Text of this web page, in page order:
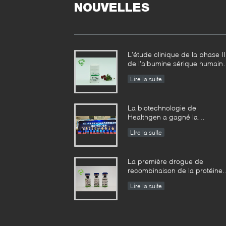
NOUVELLES
L'étude clinique de la phase II
de l'albumine sérique humaine
dérivée a réalisé des résultats
Lire la suite
La biotechnologie de
Healthgen a gagné la
concurrence de haute valeur
Lire la suite
La première drogue de
recombinaison de la protéine
l'emphysème a été approuvée
Lire la suite